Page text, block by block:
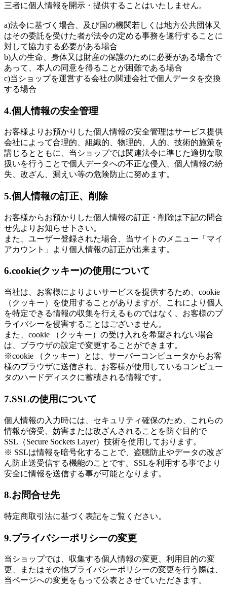
三者に個人情報を開示・提供することはいたしません。
a)法令に基づく場合、及び国の機関若しくは地方公共団体又
はその委託を受けた者が法令の定める事務を遂行することに
対して協力する必要がある場合
b)人の生命、身体又は財産の保護のために必要がある場合で
あって、本人の同意を得ることが困難である場合
c)当ショップを運営する会社の関連会社で個人データを交換
する場合
4.個人情報の安全管理
お客様よりお預かりした個人情報の安全管理はサービス提供
会社によって合理的、組織的、物理的、人的、技術的施策を
講じるとともに、当ショップでは関連法令に準じた適切な取
扱いを行うことで個人データへの不正な侵入、個人情報の紛
失、改ざん、漏えい等の危険防止に努めます。
5.個人情報の訂正、削除
お客様からお預かりした個人情報の訂正・削除は下記の問合
せ先よりお知らせ下さい。
また、ユーザー登録された場合、当サイトのメニュー「マイ
アカウント」より個人情報の訂正が出来ます。
6.cookie(クッキー)の使用について
当社は、お客様によりよいサービスを提供するため、cookie
（クッキー）を使用することがありますが、これにより個人
を特定できる情報の収集を行えるものではなく、お客様のプ
ライバシーを侵害することはございません。
また、cookie （クッキー）の受け入れを希望されない場合
は、ブラウザの設定で変更することができます。
※cookie （クッキー）とは、サーバーコンピュータからお客
様のブラウザに送信され、お客様が使用しているコンピュー
タのハードディスクに蓄積される情報です。
7.SSLの使用について
個人情報の入力時には、セキュリティ確保のため、これらの
情報が傍受、妨害または改ざんされることを防ぐ目的で
SSL（Secure Sockets Layer）技術を使用しております。
※ SSLは情報を暗号化することで、盗聴防止やデータの改ざ
ん防止送受信する機能のことです。SSLを利用する事でより
安全に情報を送信する事が可能となります。
8.お問合せ先
特定商取引法に基づく表記をご覧ください。
9.プライバシーポリシーの変更
当ショップでは、収集する個人情報の変更、利用目的の変
更、またはその他プライバシーポリシーの変更を行う際は、
当ページへの変更をもって公表とさせていただきます。